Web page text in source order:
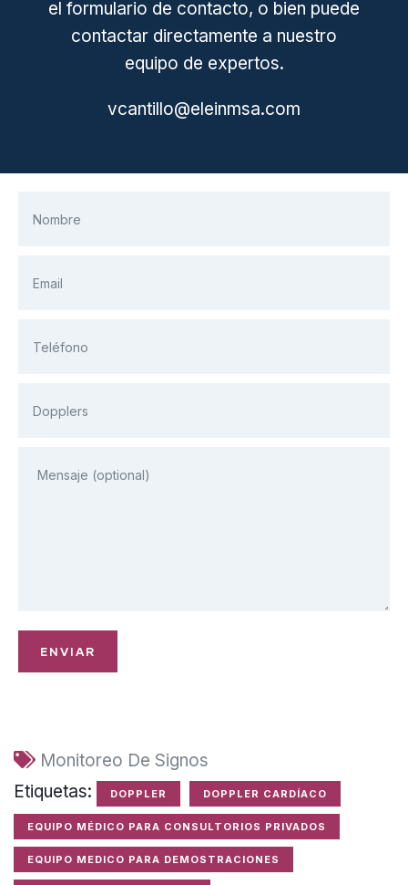
el formulario de contacto, o bien puede
contactar directamente a nuestro
equipo de expertos.
vcantillo@eleinmsa.com
Monitoreo De Signos
Etiquetas:
DOPPLER DOPPLER CARDÍACO
EQUIPO MÉDICO PARA CONSULTORIOS PRIVADOS
EQUIPO MEDICO PARA DEMOSTRACIONES